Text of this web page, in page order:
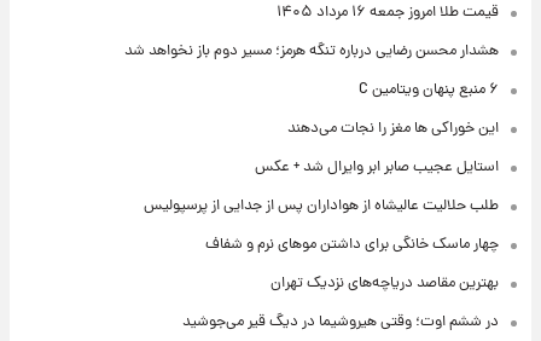
قیمت طلا امروز جمعه ۱۶ مرداد ۱۴۰۵
هشدار محسن رضایی درباره تنگه هرمز؛ مسیر دوم باز نخواهد شد
۶ منبع پنهان ویتامین C
این خوراکی ها مغز را نجات می‌دهند
استایل عجیب صابر ابر وایرال شد + عکس
طلب حلالیت عالیشاه از هواداران پس از جدایی از پرسپولیس
چهار ماسک خانگی برای داشتن موهای نرم و شفاف
بهترین مقاصد دریاچه‌های نزدیک تهران
در ششم اوت؛ وقتی هیروشیما در دیگ قیر می‌جوشید